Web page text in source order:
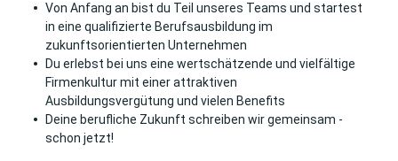
Von Anfang an bist du Teil unseres Teams und startest
in eine qualifizierte Berufsausbildung im
zukunftsorientierten Unternehmen
Du erlebst bei uns eine wertschätzende und vielfältige
Firmenkultur mit einer attraktiven
Ausbildungsvergütung und vielen Benefits
Deine berufliche Zukunft schreiben wir gemeinsam -
schon jetzt!